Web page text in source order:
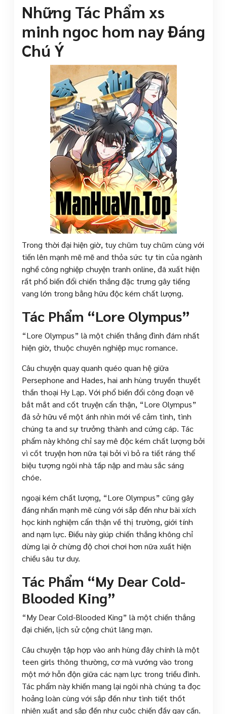
Những Tác Phẩm xs
minh ngoc hom nay Đáng
Chú Ý
Trong thời đại hiện giờ, tuy chũm tuy chũm cùng với
tiến lên mạnh mẽ mẽ and thỏa sức tự tin của ngành
nghề công nghiệp chuyện tranh online, đã xuất hiện
rất phổ biến đổi chiến thắng đặc trưng gây tiếng
vang lớn trong bằng hữu độc kém chất lượng.
Tác Phẩm “Lore Olympus”
“Lore Olympus” là một chiến thắng đình đám nhất
hiện giờ, thuộc chuyên nghiệp mục romance.
Câu chuyện quay quanh quéo quan hệ giữa
Persephone and Hades, hai anh hùng truyền thuyết
thần thoại Hy Lạp. Với phổ biến đổi công đoạn vẽ
bắt mắt and cốt truyện cẩn thận, “Lore Olympus”
đã sở hữu về một ánh nhìn mới về cảm tình, tình
chúng ta and sự trưởng thành and cứng cáp. Tác
phẩm này không chỉ say mê độc kém chất lượng bởi
vì cốt truyện hơn nữa tại bởi vì bỏ ra tiết ráng thể
biệu tượng ngôi nhà tấp nập and màu sắc sáng
chóe.
ngoại kém chất lượng, “Lore Olympus” cũng gây
đáng nhấn mạnh mẽ cùng với sắp đến như bài xích
học kinh nghiệm cẩn thận về thị trường, giới tính
and nạm lực. Điều này giúp chiến thắng không chỉ
dừng lại ở chừng độ chơi chơi hơn nữa xuất hiện
chiều sâu tư duy.
Tác Phẩm “My Dear Cold-
Blooded King”
“My Dear Cold-Blooded King” là một chiến thắng
đại chiến, lịch sử cộng chút lãng mạn.
Câu chuyện tập hợp vào anh hùng đây chính là một
teen girls thông thường, cơ mà vướng vào trong
một mớ hỗn độn giữa các nạm lực trong triều đình.
Tác phẩm này khiến mang lại ngôi nhà chúng ta đọc
hoảng loàn cùng với sắp đến như tình tiết thốt
nhiên xuất and sắp đến như cuộc chiến đầy gay cấn.